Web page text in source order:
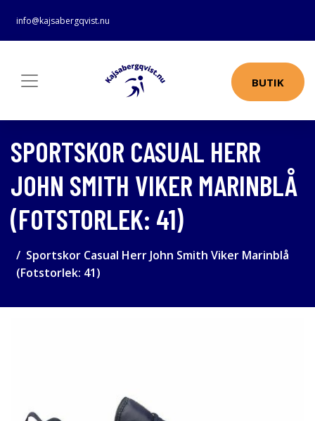
info@kajsabergqvist.nu
BUTIK
SPORTSKOR CASUAL HERR
JOHN SMITH VIKER MARINBLÅ
(FOTSTORLEK: 41)
Sportskor Casual Herr John Smith Viker Marinblå
(Fotstorlek: 41)